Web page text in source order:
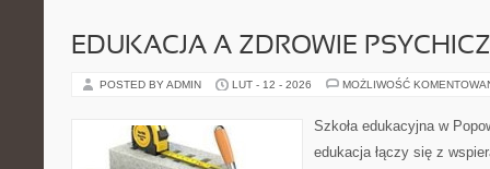
EDUKACJA A ZDROWIE
POSTED BY ADMIN LUT - 12 - 2026 MOŻLIWOŚĆ
Szkoła edukacyjna w
edukacja łączy się z